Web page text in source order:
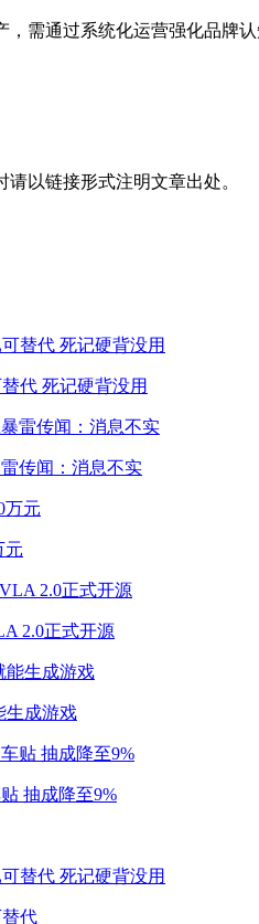
需通过系统化运营强化品
以链接形式注明文章出处。
代 死记硬背没用
传闻：消息不实
元
2.0正式开源
生成游戏
抽成降至9%
代